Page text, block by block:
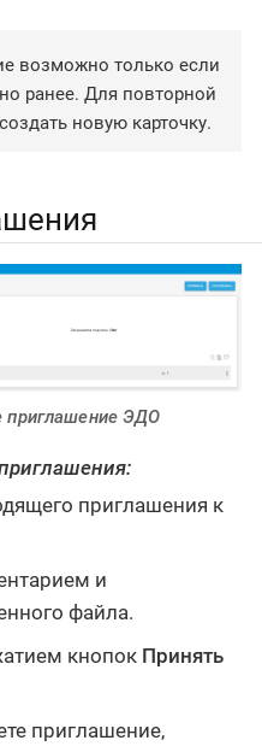
возможно только если
ранее. Для повторной
новую карточку.
приглашение ЭДО
приглашения к
и
файла.
кнопок Принять
приглашение,